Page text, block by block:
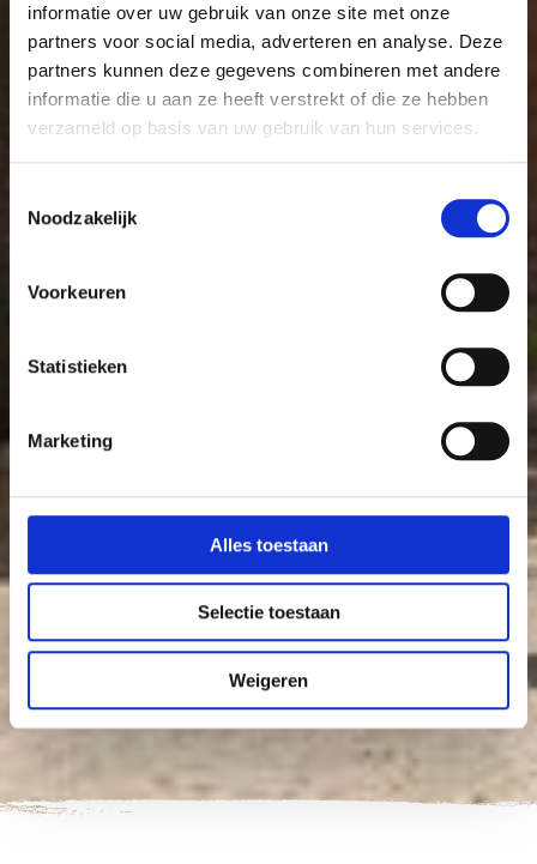
informatie over uw gebruik van onze site met onze
partners voor social media, adverteren en analyse. Deze
partners kunnen deze gegevens combineren met andere
informatie die u aan ze heeft verstrekt of die ze hebben
verzameld op basis van uw gebruik van hun services.
Noodzakelijk
Voorkeuren
Statistieken
Marketing
Alles toestaan
Selectie toestaan
Weigeren
65